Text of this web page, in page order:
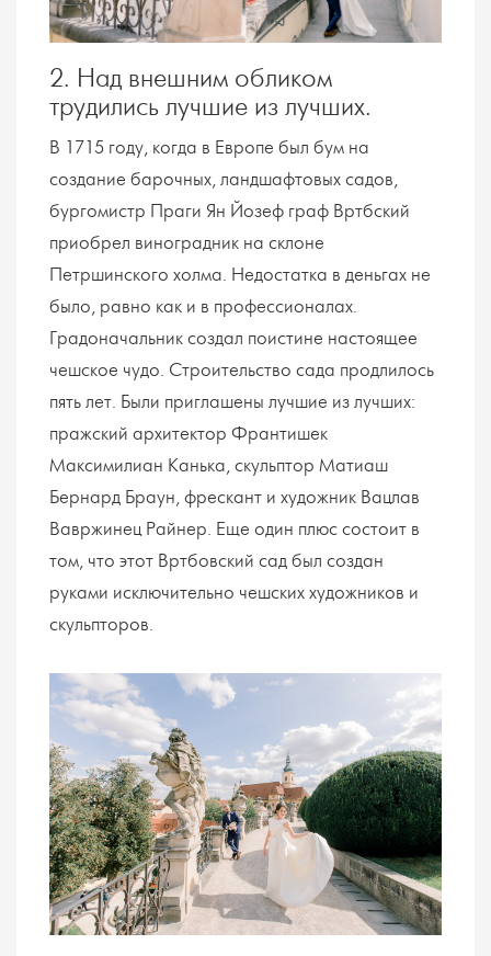
2. Над внешним обликом
трудились лучшие из лучших.
В 1715 году, когда в Европе был бум на
создание барочных, ландшафтовых садов,
бургомистр Праги Ян Йозеф граф Вртбский
приобрел виноградник на склоне
Петршинского холма. Недостатка в деньгах не
было, равно как и в профессионалах.
Градоначальник создал поистине настоящее
чешское чудо. Строительство сада продлилось
пять лет. Были приглашены лучшие из лучших:
пражский архитектор Франтишек
Максимилиан Канька, скульптор Матиаш
Бернард Браун, фрескант и художник Вацлав
Вавржинец Райнер. Еще один плюс состоит в
том, что этот Вртбовский сад был создан
руками исключительно чешских художников и
скульпторов.